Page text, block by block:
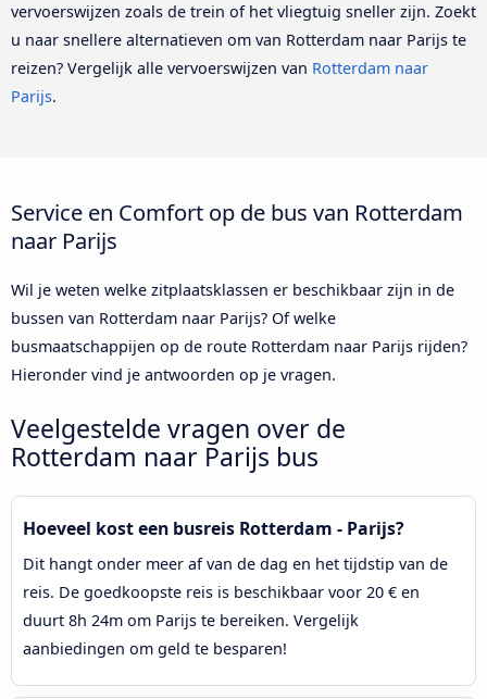
vervoerswijzen zoals de trein of het vliegtuig sneller zijn. Zoekt
u naar snellere alternatieven om van Rotterdam naar Parijs te
reizen? Vergelijk alle vervoerswijzen van Rotterdam naar
Parijs.
Service en Comfort op de bus van Rotterdam
naar Parijs
Wil je weten welke zitplaatsklassen er beschikbaar zijn in de
bussen van Rotterdam naar Parijs? Of welke
busmaatschappijen op de route Rotterdam naar Parijs rijden?
Hieronder vind je antwoorden op je vragen.
Veelgestelde vragen over de
Rotterdam naar Parijs bus
Hoeveel kost een busreis Rotterdam - Parijs?
Dit hangt onder meer af van de dag en het tijdstip van de
reis. De goedkoopste reis is beschikbaar voor 20 € en
duurt 8h 24m om Parijs te bereiken. Vergelijk
aanbiedingen om geld te besparen!